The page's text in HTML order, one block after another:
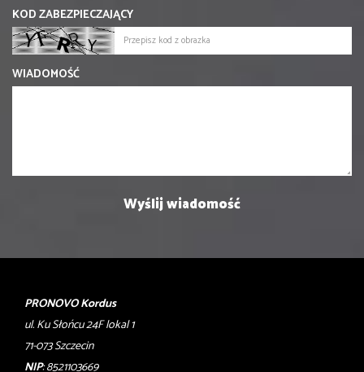
KOD ZABEZPIECZAJĄCY
WIADOMOŚĆ
PRONOVO Kordus
ul. Ku Słońcu 24F lokal 1
71-073 Szczecin
NIP: 8521103669